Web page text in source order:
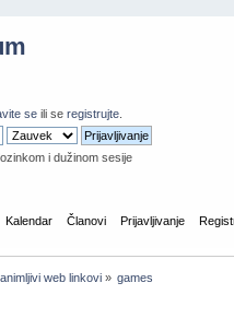
se ili se registrujte
i dužinom sesije
Kalendar Članovi Prijavljivanje
web linkovi» games